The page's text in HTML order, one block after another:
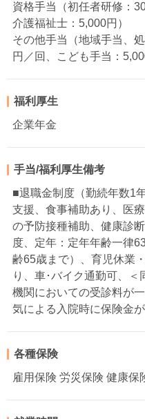
資格手当（初任者研修：
介護福祉士：5,000円）
その他手当（地域手当、
円／回、こども手当：
福利厚生
企業年金
手当/福利厚生備考
■退職金制度（勤続年数1
支援、食事補助あり、医
の予防接種補助、健康診
度、定年：定年年齢一律
齢65歳まで）、育児休業
り、車･バイク通勤可、
機関においての受診料が
気による入院時に保険金
各種保険
雇用保険 労災保険 健康保